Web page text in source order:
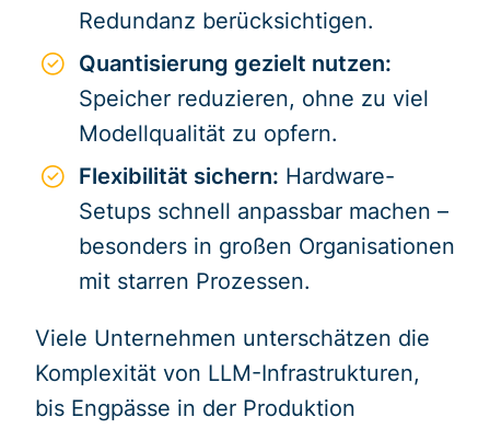
Redundanz berücksichtigen.
Quantisierung gezielt nutzen:
Speicher reduzieren, ohne zu viel
Modellqualität zu opfern.
Flexibilität sichern: Hardware-
Setups schnell anpassbar machen –
besonders in großen Organisationen
mit starren Prozessen.
Viele Unternehmen unterschätzen die
Komplexität von LLM-Infrastrukturen,
bis Engpässe in der Produktion